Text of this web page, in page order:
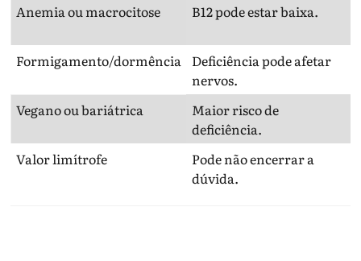
Anemia ou macrocitose B12 pode estar baixa.
Formigamento/dormência Deficiência pode afetar
nervos.
Vegano ou bariátrica
Maior risco de
deficiência.
Valor limítrofe
Pode não encerrar a
dúvida.